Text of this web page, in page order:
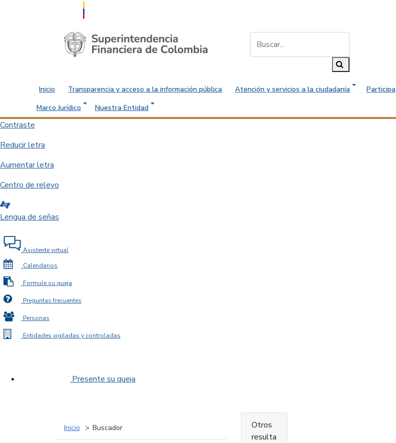
Saltar al contenido principal
Inicio Transparencia y acceso a la información pública Atención y servicios a la ciudadanía Participa
Marco Jurídico
Nuestra Entidad
Contraste
Reducir letra
Aumentar letra
Centro de relevo
Lengua de señas
Asistente virtual
Calendarios
Formule su queja
Preguntas frecuentes
Personas
Entidades vigiladas y controladas
Presente su queja
Inicio Buscador
Otros
resulta